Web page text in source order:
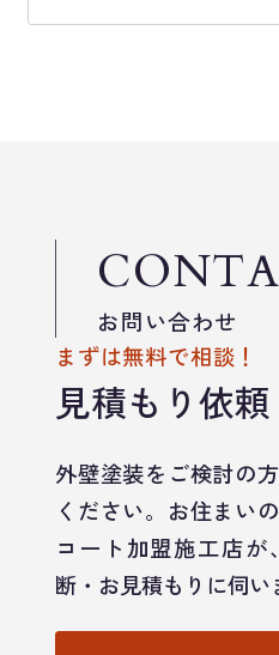
お問い合わせ
まずは無料で相談！
見積もり依頼
外壁塗装をご検討の
ください。お住まい
コート加盟施工店
断・お見積もりに伺い